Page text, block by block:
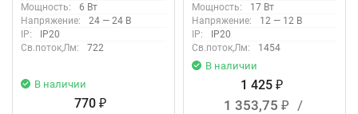
Мощность:
6 Вт
Напряжение:
24 — 24 В
IP:
IP20
Св.поток,Лм:
722
В наличии
770 ₽
Мощность:
17 Вт
Напряжение:
12 — 12 В
IP:
IP20
Св.поток,Лм:
1454
В наличии
1 425 ₽
1 353,75 ₽
/